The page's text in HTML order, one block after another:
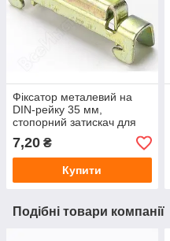
Фіксатор металевий на
DIN-рейку 35 мм,
стопорний затискач для
монтажу
електрообладнання
7,20 ₴
Купити
Подібні товари компанії